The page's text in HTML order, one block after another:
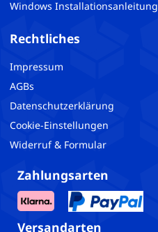
Windows Installationsanleitung
Rechtliches
Impressum
AGBs
Datenschutzerklärung
Cookie-Einstellungen
Widerruf & Formular
Zahlungsarten
Versandarten